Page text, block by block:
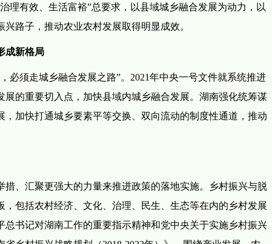
理有效、生活富裕”总要求，以县域城乡融合发展为动力，以
路子，推动农业农村发展取得明显成效。
成新格局
必须走城乡融合发展之路”。2021年中央一号文件就系统推进
的重要切入点，加快县域内城乡融合发展。湖南强化统筹谋
加快打通城乡要素平等交换、双向流动的制度性通道，推动
、汇聚更强大的力量来推进政策的落地实施。乡村振兴与脱
包括农村经济、文化、治理、民生、生态等在内的乡村发展
书记对湖南工作的重要指示精神和党中央关于实施乡村振兴